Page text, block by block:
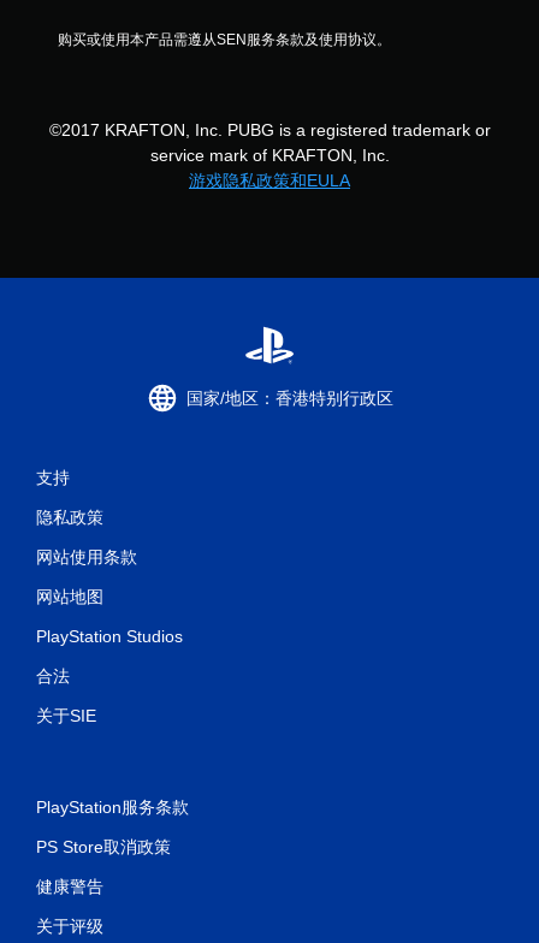
购买或使用本产品需遵从SEN服务条款及使用协议。
©2017 KRAFTON, Inc. PUBG is a registered trademark or
service mark of KRAFTON, Inc.
游戏隐私政策和EULA
国家/地区：香港特别行政区
支持
隐私政策
网站使用条款
网站地图
PlayStation Studios
合法
关于SIE
PlayStation服务条款
PS Store取消政策
健康警告
关于评级